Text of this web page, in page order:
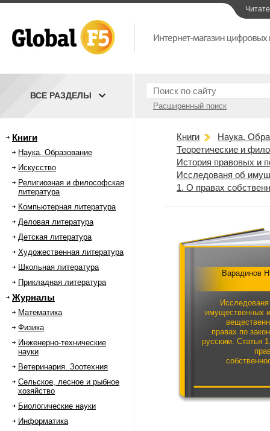
Расширенный поиск
ВСЕ РАЗДЕЛЫ
Книги
Наука. Образование
Искусство
Религиозная и философская
литература
Компьютерная литература
Деловая литература
Детская литература
Художественная литература
Школьная литература
Прикладная литература
Журналы
Математика
Физика
Инженерно-технические
науки
Ветеринария. Зоотехния
Сельское, лесное и рыбное
хозяйство
Биологические науки
Информатика
Книги
Наука.
Теоретические и
История правовых и
Исследованя об
1. О правах
Варадинов
имущественных
правах по
русским. Статья